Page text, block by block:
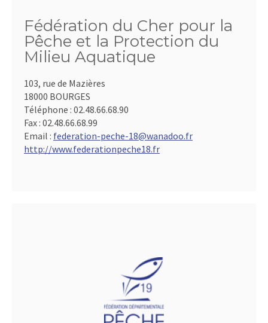
Fédération du Cher pour la
Pêche et la Protection du
Milieu Aquatique
103, rue de Mazières
18000 BOURGES
Téléphone : 02.48.66.68.90
Fax : 02.48.66.68.99
Email : federation-peche-18@wanadoo.fr
http://www.federationpeche18.fr